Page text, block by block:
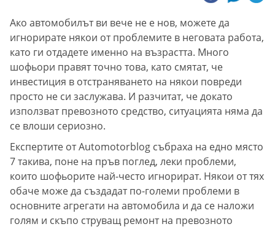
Ако автомобилът ви вече не е нов, можете да
игнорирате някои от проблемите в неговата работа,
като ги отдадете именно на възрастта. Много
шофьори правят точно това, като смятат, че
инвестиция в отстраняването на някои повреди
просто не си заслужава. И разчитат, че докато
използват превозното средство, ситуацията няма да
се влоши сериозно.
Експертите от Automotorblog събраха на едно място
7 такива, поне на пръв поглед, леки проблеми,
които шофьорите най-често игнорират. Някои от тях
обаче може да създадат по-големи проблеми в
основните агрегати на автомобила и да се наложи
голям и скъпо струващ ремонт на превозното